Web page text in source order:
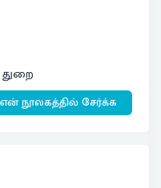
என் நூலகத்தில் சேர்க்க